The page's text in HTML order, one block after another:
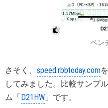
ベン
さそく、 speed.rbbtoday.com
してみました。比較サンプ
ム「D21HW 」です。